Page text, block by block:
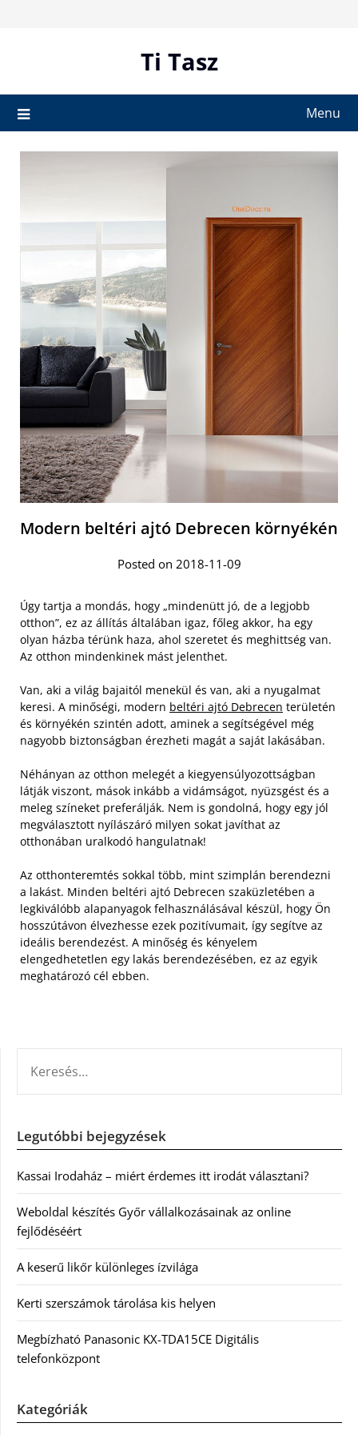
Ti Tasz
Menu
Modern beltéri ajtó Debrecen környékén
Posted on 2018-11-09
Úgy tartja a mondás, hogy „mindenütt jó, de a legjobb
otthon”, ez az állítás általában igaz, főleg akkor, ha egy
olyan házba térünk haza, ahol szeretet és meghittség van.
Az otthon mindenkinek mást jelenthet.
Van, aki a világ bajaitól menekül és van, aki a nyugalmat
keresi. A minőségi, modern beltéri ajtó Debrecen területén
és környékén szintén adott, aminek a segítségével még
nagyobb biztonságban érezheti magát a saját lakásában.
Néhányan az otthon melegét a kiegyensúlyozottságban
látják viszont, mások inkább a vidámságot, nyüzsgést és a
meleg színeket preferálják. Nem is gondolná, hogy egy jól
megválasztott nyílászáró milyen sokat javíthat az
otthonában uralkodó hangulatnak!
Az otthonteremtés sokkal több, mint szimplán berendezni
a lakást. Minden beltéri ajtó Debrecen szaküzletében a
legkiválóbb alapanyagok felhasználásával készül, hogy Ön
hosszútávon élvezhesse ezek pozitívumait, így segítve az
ideális berendezést. A minőség és kényelem
elengedhetetlen egy lakás berendezésében, ez az egyik
meghatározó cél ebben.
Legutóbbi bejegyzések
Kassai Irodaház – miért érdemes itt irodát választani?
Weboldal készítés Győr vállalkozásainak az online
fejlődéséért
A keserű likőr különleges ízvilága
Kerti szerszámok tárolása kis helyen
Megbízható Panasonic KX-TDA15CE Digitális
telefonközpont
Kategóriák